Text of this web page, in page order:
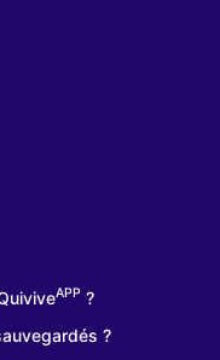
APP ?
?